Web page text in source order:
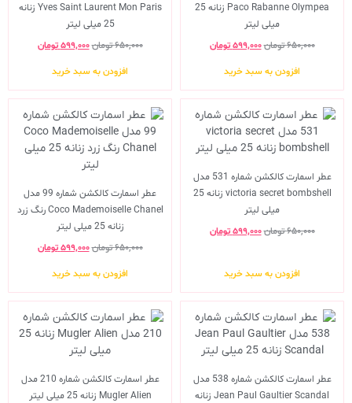
Paco Rabanne Olympea زنانه 25
میلی لیتر
۶۵۰,۰۰۰تومان۵۹۹,۰۰۰ تومان
افزودن به سبد خرید
Yves Saint Laurent Mon Paris زنانه
25 میلی لیتر
۶۵۰,۰۰۰تومان۵۹۹,۰۰۰ تومان
افزودن به سبد خرید
عطر اسمارت کالکشن شماره 531 مدل
victoria secret bombshell زنانه 25
میلی لیتر
۶۵۰,۰۰۰تومان۵۹۹,۰۰۰ تومان
افزودن به سبد خرید
عطر اسمارت کالکشن شماره 99 مدل
Coco Mademoiselle Chanel رنگ زرد
زنانه 25 میلی لیتر
۶۵۰,۰۰۰تومان۵۹۹,۰۰۰ تومان
افزودن به سبد خرید
عطر اسمارت کالکشن شماره 538 مدل
Jean Paul Gaultier Scandal زنانه
عطر اسمارت کالکشن شماره 210 مدل
Mugler Alien زنانه 25 میلی لیتر